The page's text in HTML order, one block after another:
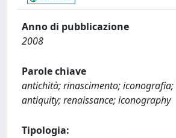
Anno di pubblicazione
2008
Parole chiave
antichità; rinascimento; iconografia;
antiquity; renaissance; iconography
Tipologia: